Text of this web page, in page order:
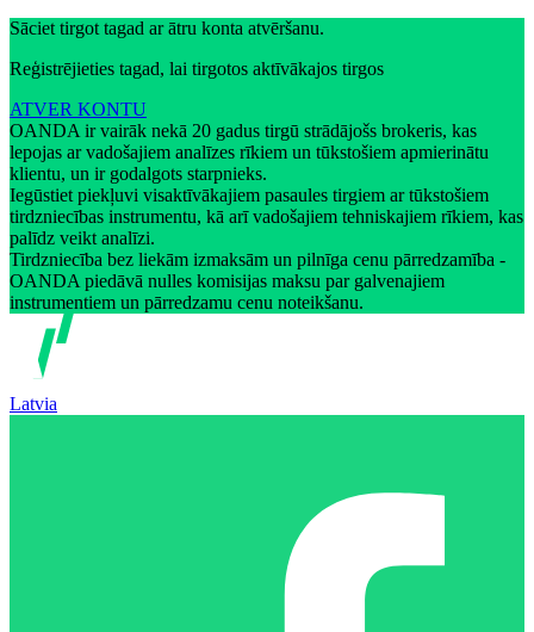
Sāciet tirgot tagad ar ātru konta atvēršanu.
Reģistrējieties tagad, lai tirgotos aktīvākajos tirgos
ATVER KONTU
OANDA ir vairāk nekā 20 gadus tirgū strādājošs brokeris, kas
lepojas ar vadošajiem analīzes rīkiem un tūkstošiem apmierinātu
klientu, un ir godalgots starpnieks.
Iegūstiet piekļuvi visaktīvākajiem pasaules tirgiem ar tūkstošiem
tirdzniecības instrumentu, kā arī vadošajiem tehniskajiem rīkiem, kas
palīdz veikt analīzi.
Tirdzniecība bez liekām izmaksām un pilnīga cenu pārredzamība -
OANDA piedāvā nulles komisijas maksu par galvenajiem
instrumentiem un pārredzamu cenu noteikšanu.
Latvia